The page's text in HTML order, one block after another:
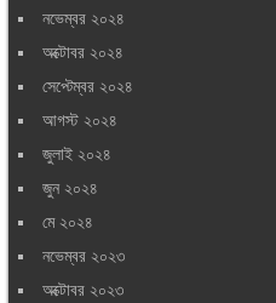
নভেম্বর ২০২৪
অক্টোবর ২০২৪
সেপ্টেম্বর ২০২৪
আগস্ট ২০২৪
জুলাই ২০২৪
জুন ২০২৪
মে ২০২৪
নভেম্বর ২০২৩
অক্টোবর ২০২৩